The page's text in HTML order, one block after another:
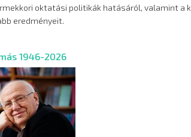
oktatási politikák hatásáról, valamint
eredményeit.
1946-2026